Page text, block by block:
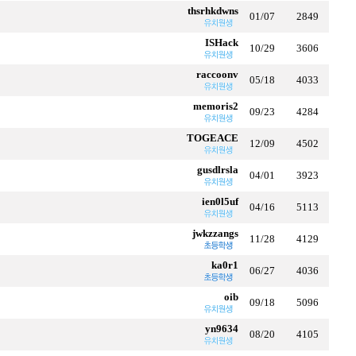
thsrhkdwns 01/07 2849
ISHack 10/29 3606
raccoonv 05/18 4033
memoris2 09/23 4284
TOGEACE 12/09 4502
gusdlrsla 04/01 3923
ien0l5uf 04/16 5113
jwkzzangs 11/28 4129
ka0r1 06/27 4036
oib 09/18 5096
yn9634 08/20 4105